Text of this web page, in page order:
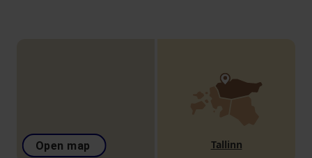
Open map Tallinn